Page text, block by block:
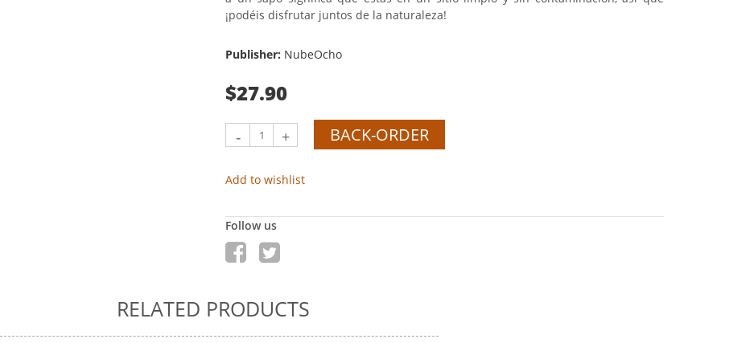
¡podéis disfrutar juntos de la naturaleza!
Publisher: NubeOcho
$27.90
- + BACK-ORDER
Add to wishlist
Follow us
RELATED PRODUCTS